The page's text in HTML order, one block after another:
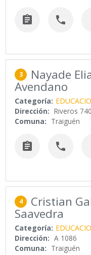
 
3 Nayade
Avendano
Categoría:
Dirección: Riveros 740
Comuna: Traiguén
 
4 Cristian
Saavedra
Categoría:
Dirección: A 1086
Comuna: Traiguén